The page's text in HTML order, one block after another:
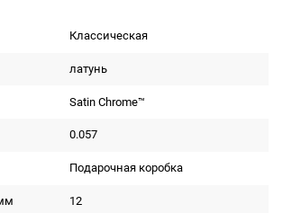
Классическая
латунь
Satin Chrome™
0.057
Подарочная коробка
12